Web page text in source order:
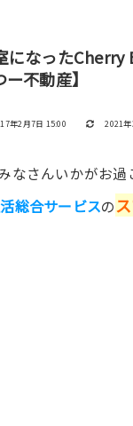
になった
不動産】
日年2月7日 15:00 更新日
2021
なさんいかがお過
総合サービスの